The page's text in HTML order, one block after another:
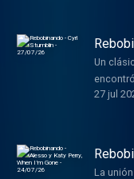
27/
Un
1977
27 jul
When
La